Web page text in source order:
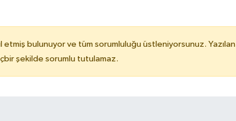
etmiş bulunuyor ve tüm sorumluluğu üstleniyorsunuz. Yazılan
şekilde sorumlu tutulamaz.